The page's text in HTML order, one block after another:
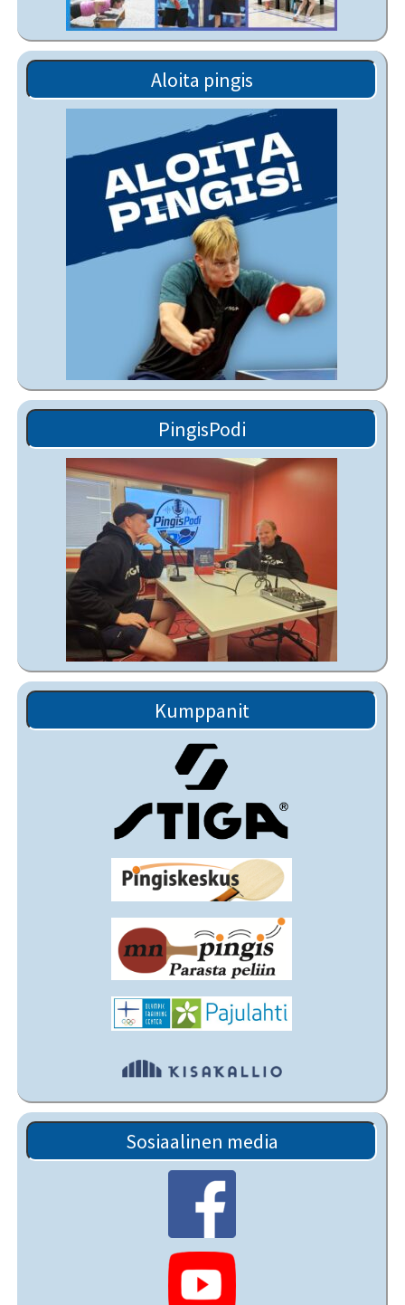
Aloita pingis
PingisPodi
Kumppanit
Sosiaalinen media